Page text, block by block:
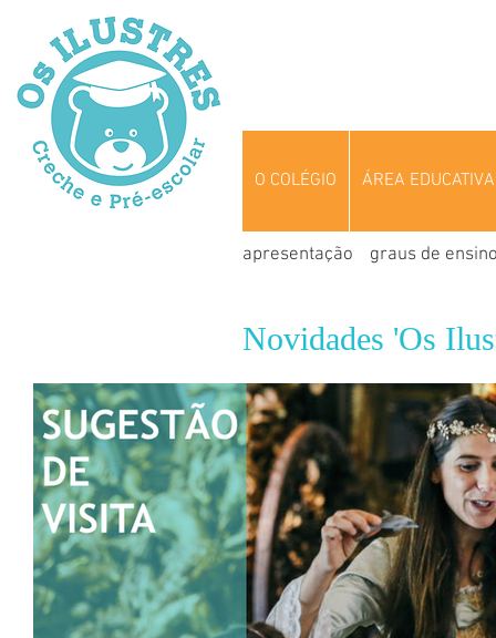
O COLÉGIO ÁREA EDUCATIVA
apresentação graus de
Novidades 'Os